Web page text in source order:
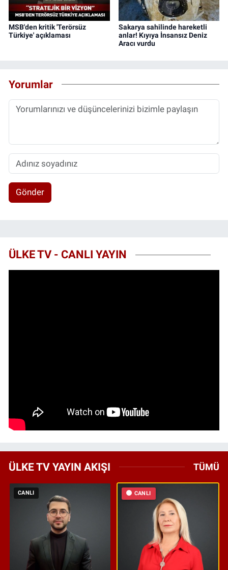
MSB'den kritik 'Terörsüz
Türkiye' açıklaması
Sakarya sahilinde hareketli
anlar! Kıyıya İnsansız Deniz
Aracı vurdu
Yorumlar
Gönder
ÜLKE TV - CANLI YAYIN
ÜLKE TV YAYIN AKIŞI TÜMÜ
CANLI CANLI